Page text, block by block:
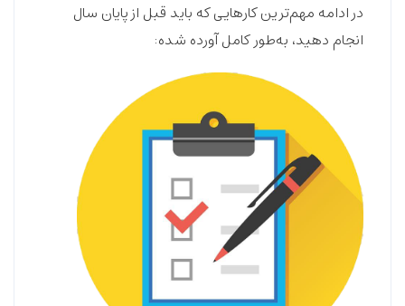
در ادامه مهم‌ترین کارهایی که باید قبل از پایان سال
انجام دهید، به‌طور کامل آورده شده: